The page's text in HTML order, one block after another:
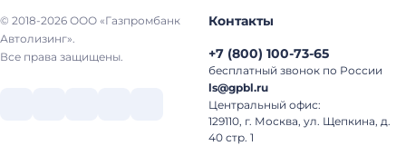
© 2018-2026 ООО «Газпромбанк
Автолизинг».
Все права защищены.
Контакты
+7 (800) 100-73-65
бесплатный звонок по России
ls@gpbl.ru
Центральный офис:
129110, г. Москва, ул. Щепкина, д.
40 стр. 1